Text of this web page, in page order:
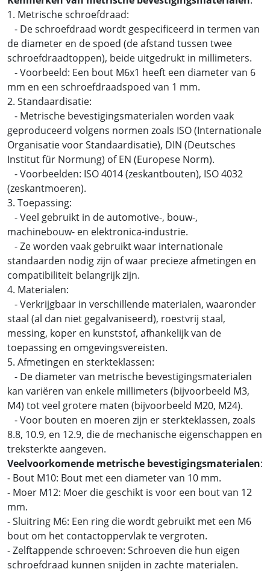
1. Metrische schroefdraad:
- De schroefdraad wordt gespecificeerd in termen van
de diameter en de spoed (de afstand tussen twee
schroefdraadtoppen), beide uitgedrukt in millimeters.
- Voorbeeld: Een bout M6x1 heeft een diameter van 6
mm en een schroefdraadspoed van 1 mm.
2. Standaardisatie:
- Metrische bevestigingsmaterialen worden vaak
geproduceerd volgens normen zoals ISO (Internationale
Organisatie voor Standaardisatie), DIN (Deutsches
Institut für Normung) of EN (Europese Norm).
- Voorbeelden: ISO 4014 (zeskantbouten), ISO 4032
(zeskantmoeren).
3. Toepassing:
- Veel gebruikt in de automotive-, bouw-,
machinebouw- en elektronica-industrie.
- Ze worden vaak gebruikt waar internationale
standaarden nodig zijn of waar precieze afmetingen en
compatibiliteit belangrijk zijn.
4. Materialen:
- Verkrijgbaar in verschillende materialen, waaronder
staal (al dan niet gegalvaniseerd), roestvrij staal,
messing, koper en kunststof, afhankelijk van de
toepassing en omgevingsvereisten.
5. Afmetingen en sterkteklassen:
- De diameter van metrische bevestigingsmaterialen
kan variëren van enkele millimeters (bijvoorbeeld M3,
M4) tot veel grotere maten (bijvoorbeeld M20, M24).
- Voor bouten en moeren zijn er sterkteklassen, zoals
8.8, 10.9, en 12.9, die de mechanische eigenschappen en
treksterkte aangeven.
Veelvoorkomende metrische bevestigingsmaterialen:
- Bout M10: Bout met een diameter van 10 mm.
- Moer M12: Moer die geschikt is voor een bout van 12
mm.
- Sluitring M6: Een ring die wordt gebruikt met een M6
bout om het contactoppervlak te vergroten.
- Zelftappende schroeven: Schroeven die hun eigen
schroefdraad kunnen snijden in zachte materialen.